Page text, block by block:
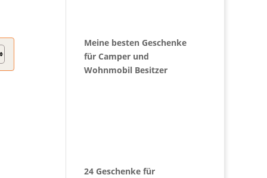
Meine besten Geschenke
für Camper und
Wohnmobil Besitzer
24 Geschenke für